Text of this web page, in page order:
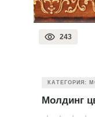
243
КАТЕГОРИЯ:
Молдинг